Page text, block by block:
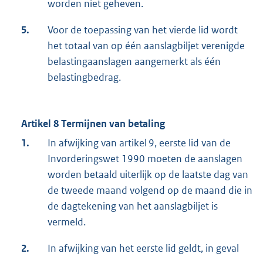
worden niet geheven.
5.
Voor de toepassing van het vierde lid wordt
het totaal van op één aanslagbiljet verenigde
belastingaanslagen aangemerkt als één
belastingbedrag.
Artikel 8 Termijnen van betaling
1.
In afwijking van artikel 9, eerste lid van de
Invorderingswet 1990 moeten de aanslagen
worden betaald uiterlijk op de laatste dag van
de tweede maand volgend op de maand die in
de dagtekening van het aanslagbiljet is
vermeld.
2.
In afwijking van het eerste lid geldt, in geval